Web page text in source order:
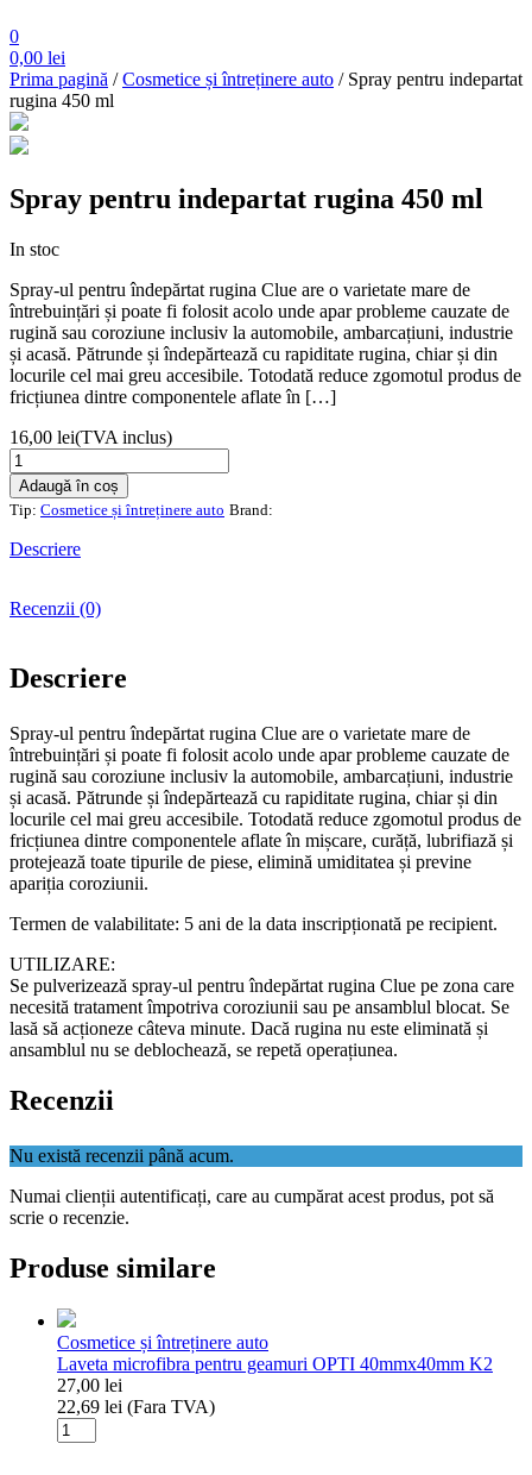
0
0,00 lei
Prima pagină /Cosmetice și întreținere auto / Spray pentru indepartat
rugina 450 ml
Spray pentru indepartat rugina 450 ml
In stoc
Spray-ul pentru îndepărtat rugina Clue are o varietate mare de
întrebuințări și poate fi folosit acolo unde apar probleme cauzate de
rugină sau coroziune inclusiv la automobile, ambarcațiuni, industrie
și acasă. Pătrunde și îndepărtează cu rapiditate rugina, chiar și din
locurile cel mai greu accesibile. Totodată reduce zgomotul produs de
fricțiunea dintre componentele aflate în […]
16,00 lei(TVA inclus)
Cantitate
Spray
pentru
indepartat
rugina
450
Adaugă în coș
Tip: Cosmetice și întreținere auto Brand:
Descriere
Recenzii (0)
Descriere
Spray-ul pentru îndepărtat rugina Clue are o varietate mare de
întrebuințări și poate fi folosit acolo unde apar probleme cauzate de
rugină sau coroziune inclusiv la automobile, ambarcațiuni, industrie
și acasă. Pătrunde și îndepărtează cu rapiditate rugina, chiar și din
locurile cel mai greu accesibile. Totodată reduce zgomotul produs de
fricțiunea dintre componentele aflate în mișcare, curăță, lubrifiază și
protejează toate tipurile de piese, elimină umiditatea și previne
apariția coroziunii.
Termen de valabilitate: 5 ani de la data inscripționată pe recipient.
UTILIZARE:
Se pulverizează spray-ul pentru îndepărtat rugina Clue pe zona care
necesită tratament împotriva coroziunii sau pe ansamblul blocat. Se
lasă să acționeze câteva minute. Dacă rugina nu este eliminată și
ansamblul nu se deblochează, se repetă operațiunea.
Recenzii
Nu există recenzii până acum.
Numai clienții autentificați, care au cumpărat acest produs, pot să
scrie o recenzie.
Produse similare
Cosmetice și întreținere auto
Laveta microfibra pentru geamuri OPTI 40mmx40mm K2
27,00 lei
22,69 lei (Fara TVA)
Cantitate
Laveta